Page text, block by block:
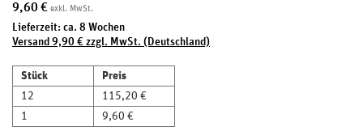
9,60€ exkl. MwSt.
Lieferzeit: ca. 8 Wochen
Versand 9,90 € zzgl. MwSt. (Deutschland)
Stück
Preis
12
115,20 €
1
9,60 €